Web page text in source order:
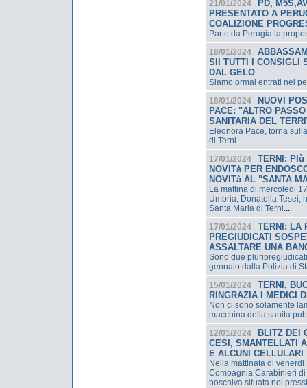
21/01/2024
PD,
PRESENTATO A
COALIZIONE
Parte da Perugia la
18/01/2024
SII TUTTI I CONSIGLI
DAL GELO
Siamo ormai entrati nel
18/01/2024
NUOVI
PACE: "ALTRO
SANITARIA DEL
Eleonora Pace, torna
di Terni....
17/01/2024
TERNI: PIù
NOVITà PER
NOVITà AL "SANTA
La mattina di mercoledi
Umbria, Donatella Tesei,
Santa Maria di Terni....
17/01/2024
TERNI: LA
PREGIUDICATI
ASSALTARE UNA
Sono due
gennaio dalla Polizia di
15/01/2024
TERNI,
RINGRAZIA I MEDICI
Non ci sono solamente
macchina della sanità
12/01/2024
BLITZ DEI
CESI, SMANTELLATI
E ALCUNI CELLULARI
Nella mattinata di
Compagnia Carabinieri
boschiva situata nei